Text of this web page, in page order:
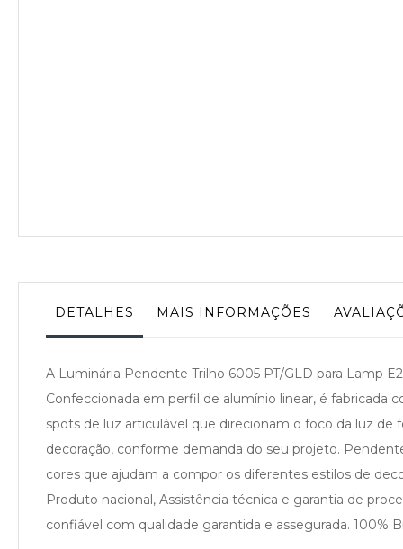
DETALHES MAIS INFORMAÇÕES
A Luminária Pendente Trilho 6005 PT/GLD para Lamp
Confeccionada em perfil de alumínio linear, é fabricada
spots de luz articulável que direcionam o foco da luz de
decoração, conforme demanda do seu projeto.
cores que ajudam a compor os diferentes estilos de
Produto nacional, Assistência técnica e garantia de
confiável com qualidade garantida e assegurada. 100%